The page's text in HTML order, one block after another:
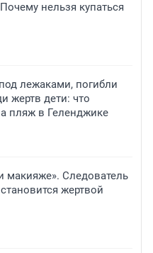
нельзя купаться
лежаками, погибли
жертв дети: что
пляж в Геленджике
макияже». Следователь
жертвой